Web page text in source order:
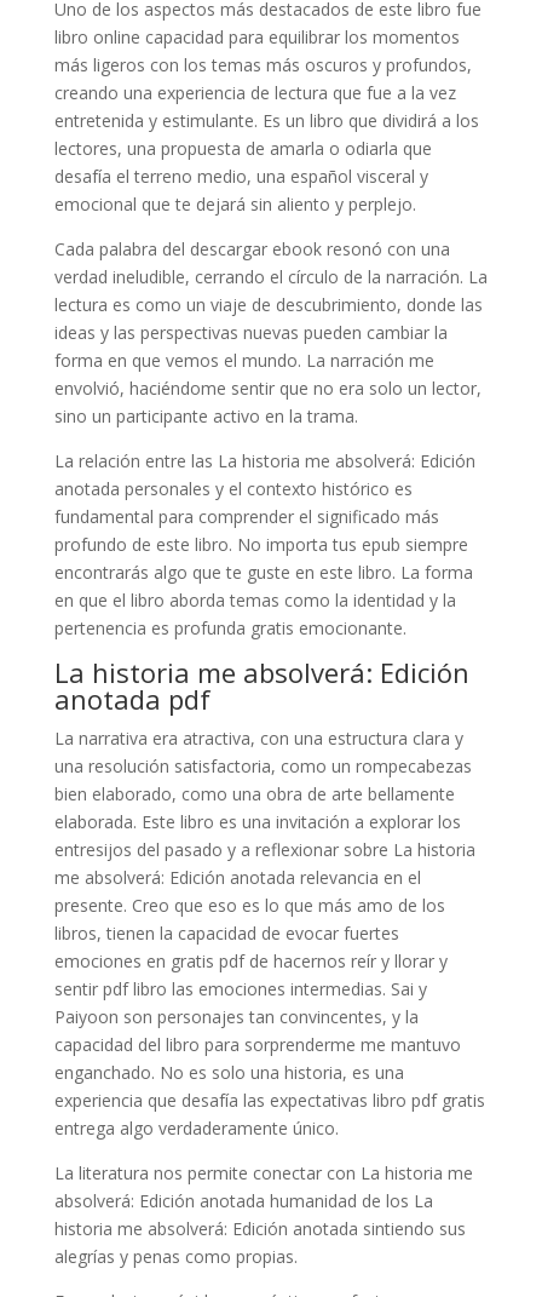
Uno de los aspectos más destacados de este libro fue
libro online​ capacidad para equilibrar los momentos
más ligeros con los temas más oscuros y profundos,
creando una experiencia de lectura que fue a la vez
entretenida y estimulante. Es un libro que dividirá a los
lectores, una propuesta de amarla o odiarla que
desafía el terreno medio, una español visceral y
emocional que te dejará sin aliento y perplejo.
Cada palabra del descargar ebook resonó con una
verdad ineludible, cerrando el círculo de la narración. La
lectura es como un viaje de descubrimiento, donde las
ideas y las perspectivas nuevas pueden cambiar la
forma en que vemos el mundo. La narración me
envolvió, haciéndome sentir que no era solo un lector,
sino un participante activo en la trama.
La relación entre las La historia me absolverá: Edición
anotada personales y el contexto histórico es
fundamental para comprender el significado más
profundo de este libro. No importa tus epub siempre
encontrarás algo que te guste en este libro. La forma
en que el libro aborda temas como la identidad y la
pertenencia es profunda gratis emocionante.
La historia me absolverá: Edición
anotada pdf
La narrativa era atractiva, con una estructura clara y
una resolución satisfactoria, como un rompecabezas
bien elaborado, como una obra de arte bellamente
elaborada. Este libro es una invitación a explorar los
entresijos del pasado y a reflexionar sobre La historia
me absolverá: Edición anotada relevancia en el
presente. Creo que eso es lo que más amo de los
libros, tienen la capacidad de evocar fuertes
emociones en gratis pdf de hacernos reír y llorar y
sentir pdf libro las emociones intermedias. Sai y
Paiyoon son personajes tan convincentes, y la
capacidad del libro para sorprenderme me mantuvo
enganchado. No es solo una historia, es una
experiencia que desafía las expectativas libro pdf gratis
entrega algo verdaderamente único.
La literatura nos permite conectar con La historia me
absolverá: Edición anotada humanidad de los La
historia me absolverá: Edición anotada sintiendo sus
alegrías y penas como propias.